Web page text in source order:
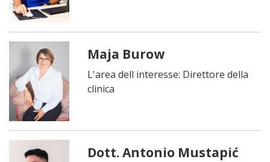
Maja Burow
L'area dell interesse: Direttore della
clinica
Dott. Antonio Mustapić